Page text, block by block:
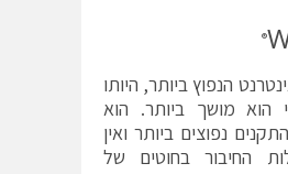
®
הנפוץ ביותר, היותו
הוא מושך ביותר. הוא
נפוצים ביותר ואין
החיבור בחוטים של